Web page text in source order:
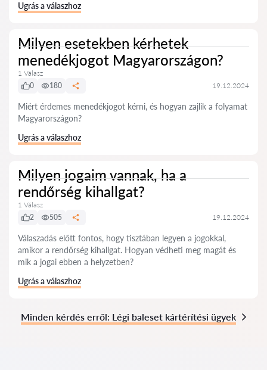
Ugrás a válaszhoz
Milyen esetekben kérhetek
menedékjogot Magyarországon?
1 Válasz
0
180 19.12.2024
Miért érdemes menedékjogot kérni, és hogyan zajlik a folyamat
Magyarországon?
Ugrás a válaszhoz
Milyen jogaim vannak, ha a
rendőrség kihallgat?
1 Válasz
2
505 19.12.2024
Válaszadás előtt fontos, hogy tisztában legyen a jogokkal,
amikor a rendőrség kihallgat. Hogyan védheti meg magát és
mik a jogai ebben a helyzetben?
Ugrás a válaszhoz
Minden kérdés erről: Légi baleset kártérítési ügyek